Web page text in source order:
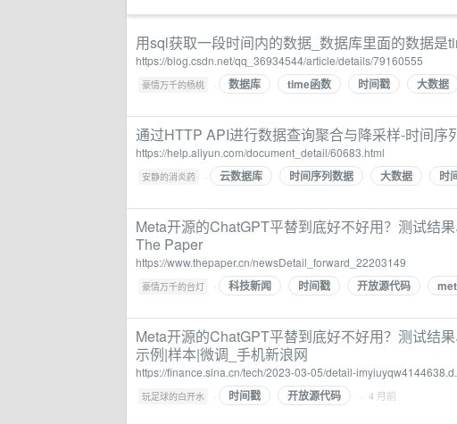
用sql获取一段时间内的数据_数据库里面的数据
https://blog.csdn.net/qq_36934544/article/details/79160555
豪情万千的杨桃 · 数据库 time函数 时间戳 大数据
通过HTTP API进行数据查询聚合与降采样-时间序
https://help.aliyun.com/document_detail/60683.html
安静的消炎药 · 云数据库 时间序列数据 大数据 时
Meta开源的ChatGPT平替到底好不好用？测试结
The Paper
https://www.thepaper.cn/newsDetail_forward_22203149
豪情万千的台灯 · 科技新闻 时间戳 开放源代码
Meta开源的ChatGPT平替到底好不好用？测试结
示例|样本|微调_手机新浪网
https://finance.sina.cn/tech/2023-03-05/detail-
玩足球的白开水 · 时间戳 开放源代码 · 4 月前